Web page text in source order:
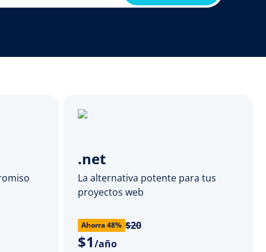
.net
La alternativa potente para tus
proyectos web
Ahorra 48% $20
$1/año